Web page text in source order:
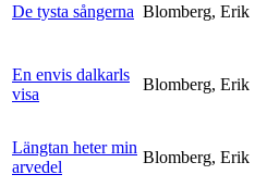
De tysta sångerna Blomberg, Erik
En envis dalkarls
visa
Blomberg, Erik
Längtan heter min
arvedel
Blomberg, Erik